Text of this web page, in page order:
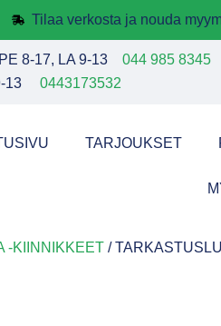
Tilaa verkosta ja nouda
8-17, LA 9-13 044 985 8345
13
0443173532
TARJOUKSET
-KIINNIKKEET /